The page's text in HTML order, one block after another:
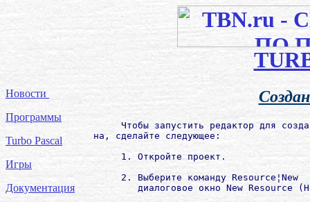
Новости
Программы
Turbo Pascal
Игры
Документация
Чтобы запустить редактор для
на, сделайте следующее:
     1. Откройте проект.
2. Выберите команду Resource¦New
диалоговое окно New Resource